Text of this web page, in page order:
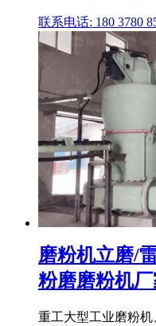
联系电话: 180 3780
磨粉机立磨/
粉磨磨粉机厂
重工大型工业磨粉